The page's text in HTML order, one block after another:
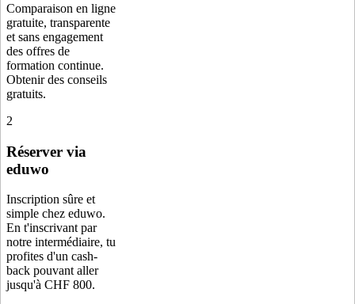
Comparaison en ligne
gratuite, transparente
et sans engagement
des offres de
formation continue.
Obtenir des conseils
gratuits.
2
Réserver via
eduwo
Inscription sûre et
simple chez eduwo.
En t'inscrivant par
notre intermédiaire, tu
profites d'un cash-
back pouvant aller
jusqu'à CHF 800.